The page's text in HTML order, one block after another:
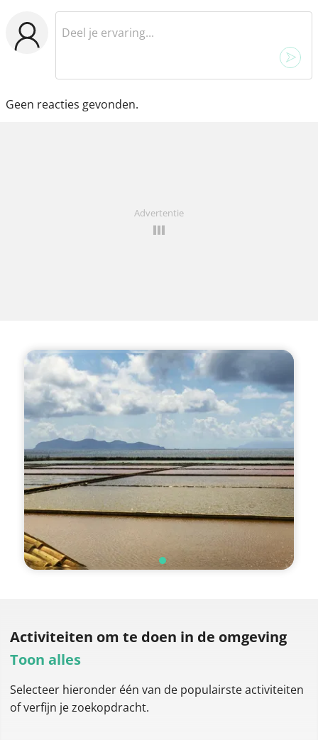
Geen reacties gevonden.
Advertentie
Activiteiten om te doen in de omgeving
Toon alles
Selecteer hieronder één van de populairste activiteiten
of verfijn je zoekopdracht.